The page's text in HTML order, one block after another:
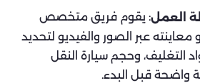
العمل: يقوم فريق متخصص
معاينته عبر الصور والفيديو لتحديد
التغليف، وحجم سيارة النقل
واضحة قبل البدء.